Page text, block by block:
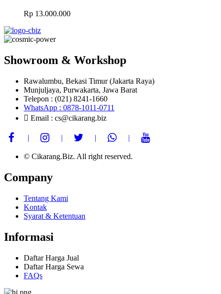
Rp 13.000.000
Showroom & Workshop
Rawalumbu, Bekasi Timur (Jakarta Raya)
Munjuljaya, Purwakarta, Jawa Barat
Telepon : (021) 8241-1660
WhatsApp : 0878-1011-0711
Email : cs@cikarang.biz
© Cikarang.Biz. All right reserved.
Company
Tentang Kami
Kontak
Syarat & Ketentuan
Informasi
Daftar Harga Jual
Daftar Harga Sewa
FAQs